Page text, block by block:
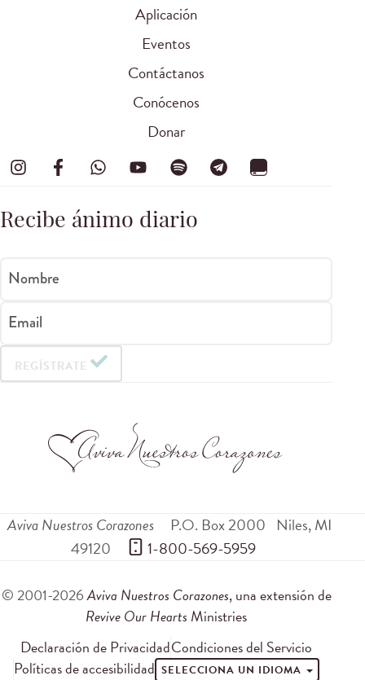
Aplicación
Eventos
Contáctanos
Conócenos
Donar
Recibe ánimo diario
Nombre
Email
REGÍSTRATE
Aviva Nuestros Corazones P.O. Box 2000 Niles,MI
49120
1-800-569-5959
© 2001-2026Aviva Nuestros Corazones, una extensión de
Revive Our Hearts Ministries
Declaración de PrivacidadCondiciones del Servicio
Políticas de accesibilidad SELECCIONA UN IDIOMA